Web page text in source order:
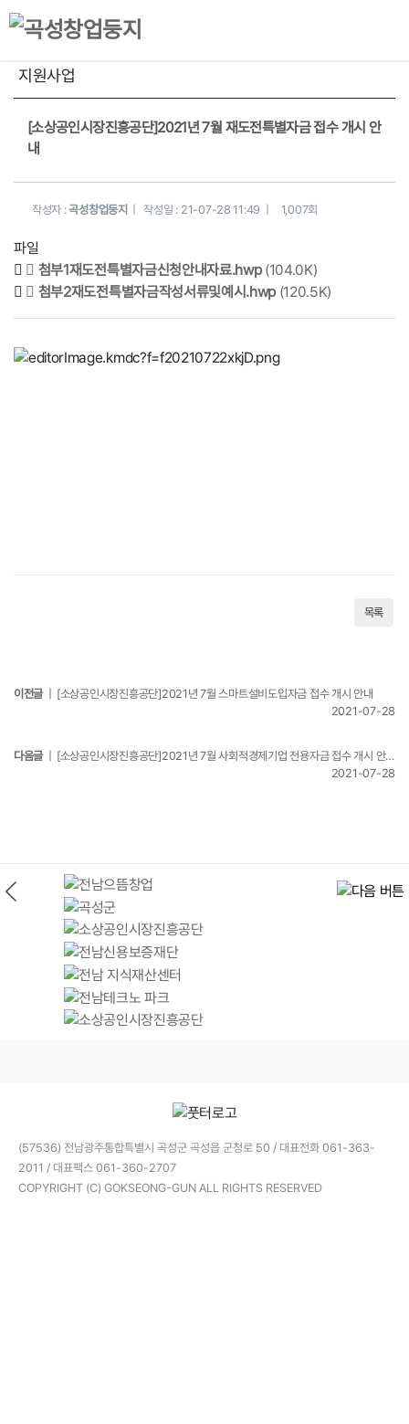
지원사업
[소상공인시장진흥공단]2021년 7월 재도전특별자금 접수 개시 안
내
작성자 :곡성창업둥지 |작성일 : 21-07-28 11:49 | 1,007회
파일
첨부1재도전특별자금신청안내자료.hwp(104.0K)
첨부2재도전특별자금작성서류및예시.hwp(120.5K)
본문
목록
이전글| [소상공인시장진흥공단]2021년 7월 스마트설비도입자금 접수 개시 안내
2021-07-28
다음글| [소상공인시장진흥공단]2021년 7월 사회적경제기업 전용자금 접수 개시 안내
2021-07-28
(57536) 전남광주통합특별시 곡성군 곡성읍 군청로 50 / 대표전화 061-363-
2011 / 대표팩스 061-360-2707
COPYRIGHT (C) GOKSEONG-GUN ALL RIGHTS RESERVED